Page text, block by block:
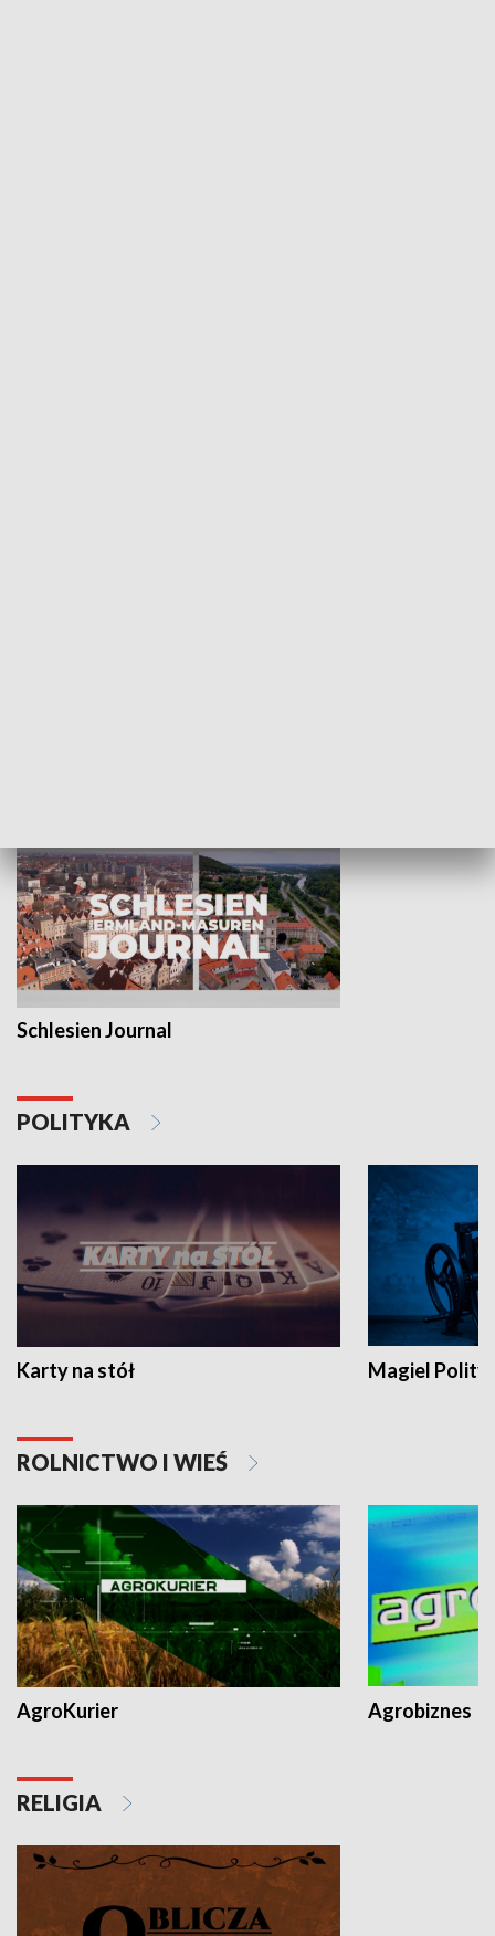
Schlesien Journal
POLITYKA
Karty na stół Magiel
ROLNICTWO I WIEŚ
AgroKurier Agrobiznes
RELIGIA